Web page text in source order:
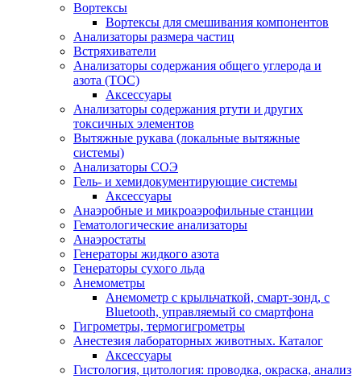
Вортексы
Вортексы для смешивания компонентов
Анализаторы размера частиц
Встряхиватели
Анализаторы содержания общего углерода и
азота (ТОС)
Аксессуары
Анализаторы содержания ртути и других
токсичных элементов
Вытяжные рукава (локальные вытяжные
системы)
Анализаторы СОЭ
Гель- и хемидокументирующие системы
Аксессуары
Анаэробные и микроаэрофильные станции
Гематологические анализаторы
Анаэростаты
Генераторы жидкого азота
Генераторы сухого льда
Анемометры
Анемометр с крыльчаткой, смарт-зонд, с
Bluetooth, управляемый со смартфона
Гигрометры, термогигрометры
Анестезия лабораторных животных. Каталог
Аксессуары
Гистология, цитология: проводка, окраска, анализ